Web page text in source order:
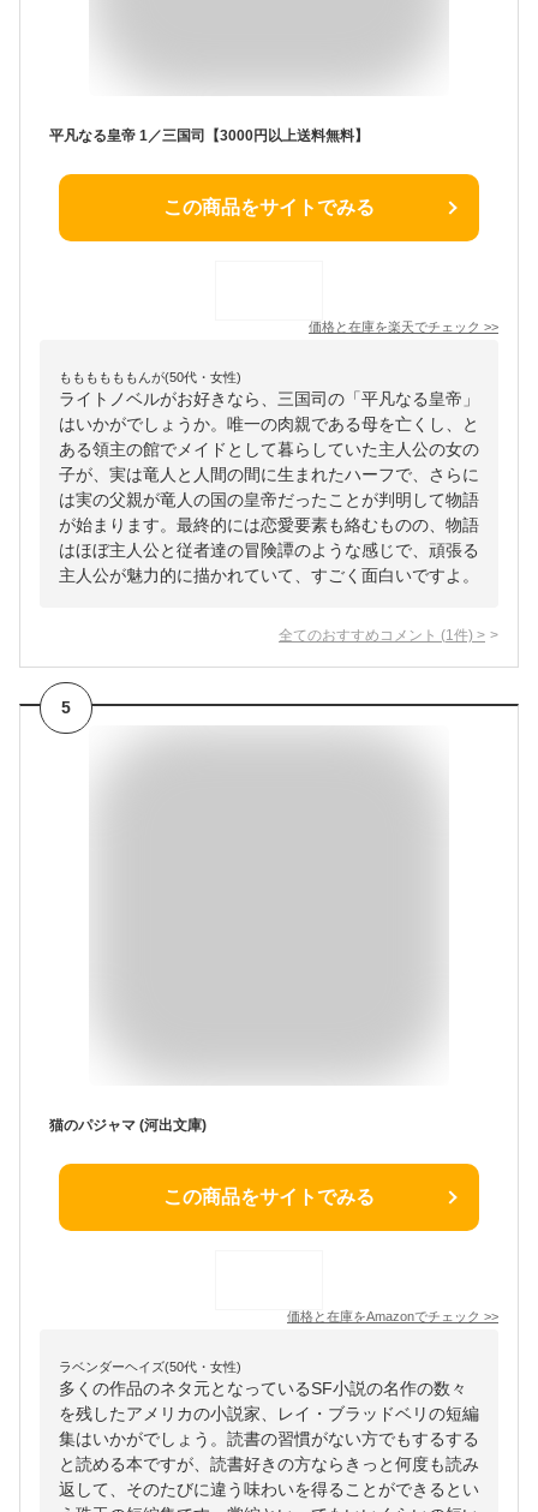
平凡なる皇帝 1／三国司【3000円以上送料無料】
この商品をサイトでみる
価格と在庫を楽天でチェック >>
ももももももんが(50代・女性)
ライトノベルがお好きなら、三国司の「平凡なる皇帝」
はいかがでしょうか。唯一の肉親である母を亡くし、と
ある領主の館でメイドとして暮らしていた主人公の女の
子が、実は竜人と人間の間に生まれたハーフで、さらに
は実の父親が竜人の国の皇帝だったことが判明して物語
が始まります。最終的には恋愛要素も絡むものの、物語
はほぼ主人公と従者達の冒険譚のような感じで、頑張る
主人公が魅力的に描かれていて、すごく面白いですよ。
全てのおすすめコメント (1 件) >
5
猫のパジャマ (河出文庫)
この商品をサイトでみる
価格と在庫をAmazonでチェック >>
ラベンダーヘイズ(50代・女性)
多くの作品のネタ元となっているSF小説の名作の数々
を残したアメリカの小説家、レイ・ブラッドベリの短編
集はいかがでしょう。読書の習慣がない方でもするする
と読める本ですが、読書好きの方ならきっと何度も読み
返して、そのたびに違う味わいを得ることができるとい